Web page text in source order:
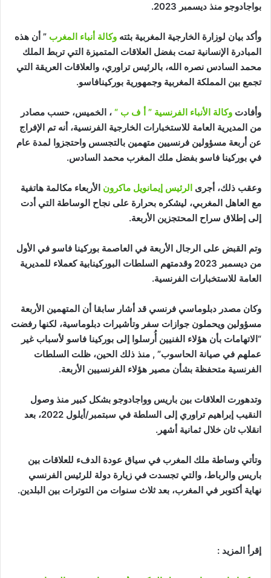
بواجادوجو منذ ديسمبر 2023.
وأكد بيان لوزارة الخارجية المغربية بثته وكالة أنباء المغرب ” أن هذه
المبادرة الإنسانية تمت بفضل العلاقات المتميزة التي تربط الملك
محمد السادس نصره الله، بالرئيس تراوري، والعلاقات العريقة التي
تجمع بين المملكة المغربية وجمهورية بوركينافاسو.
وأفادت وكالة الأنباء الفرنسية ” أ ف ب “ ، الخميس، حسب مصادر
من المديرية العامة للاستخبارات الخارجية الفرنسية، أنه تم الإفراج
عن أربعة مسؤولين فرنسيين متهمين بالتجسس واحتجزوا لمدة عام
في بوركينا فاسو بفضل ملك المغرب محمد السادس.
وعقب ذلك، أجرى الرئيس إيمانويل ماكرون الأربعاء مكالمة هاتفية
مع العاهل المغربي، ليشكره بحرارة على نجاح الوساطة التي أدت
إلى إطلاق سراح المحتجزين الأربعة.
وتم القبض على الرجال الأربعة في العاصمة بوركينا فاسو في الأول
من ديسمبر 2023 وقدمتهم السلطات البوركينابية كعملاء للمديرية
العامة للاستخبارات الفرنسية.
وكان مصدر دبلوماسي فرنسي قد أشار سابقا أن المتهمين الأربعة
مسؤولين ويحملون جوازات سفر وتأشيرات دبلوماسية، لكنها رفضت
“الاتهامات بأن هؤلاء الفنيين أُرسلوا إلى بوركينا فاسو لأسباب غير
عملهم في صيانة الحاسوب” , منذ ذلك الحين، ظلت السلطات
الفرنسية متحفظة بشأن مصير هؤلاء الفرنسيين الأربعة.
وتدهورت العلاقات بين باريس وواجادوجو بشكل كبير منذ وصول
النقيب إبراهيم تراوري إلى السلطة في سبتمبر/أيلول 2022، بعد
انقلاب ثان خلال ثمانية أشهر.
وتأتي وساطة ملك المغرب في سياق عودة الدفء للعلاقات بين
باريس والرباط، والتي تجسدت في زيارة دولة للرئيس الفرنسي
نهاية أكتوبر في المغرب، بعد ثلاث سنوات من التوترات بين البلدين.
إقرأ المزيد :